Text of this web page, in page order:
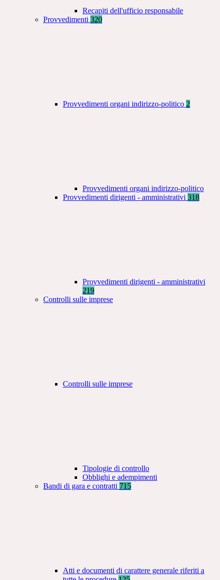
Recapiti dell'ufficio responsabile
Provvedimenti 320
Provvedimenti organi indirizzo-politico 2
Provvedimenti organi indirizzo-politico
Provvedimenti dirigenti - amministrativi 318
Provvedimenti dirigenti - amministrativi
219
Controlli sulle imprese
Controlli sulle imprese
Tipologie di controllo
Obblighi e adempimenti
Bandi di gara e contratti 715
Atti e documenti di carattere generale riferiti a